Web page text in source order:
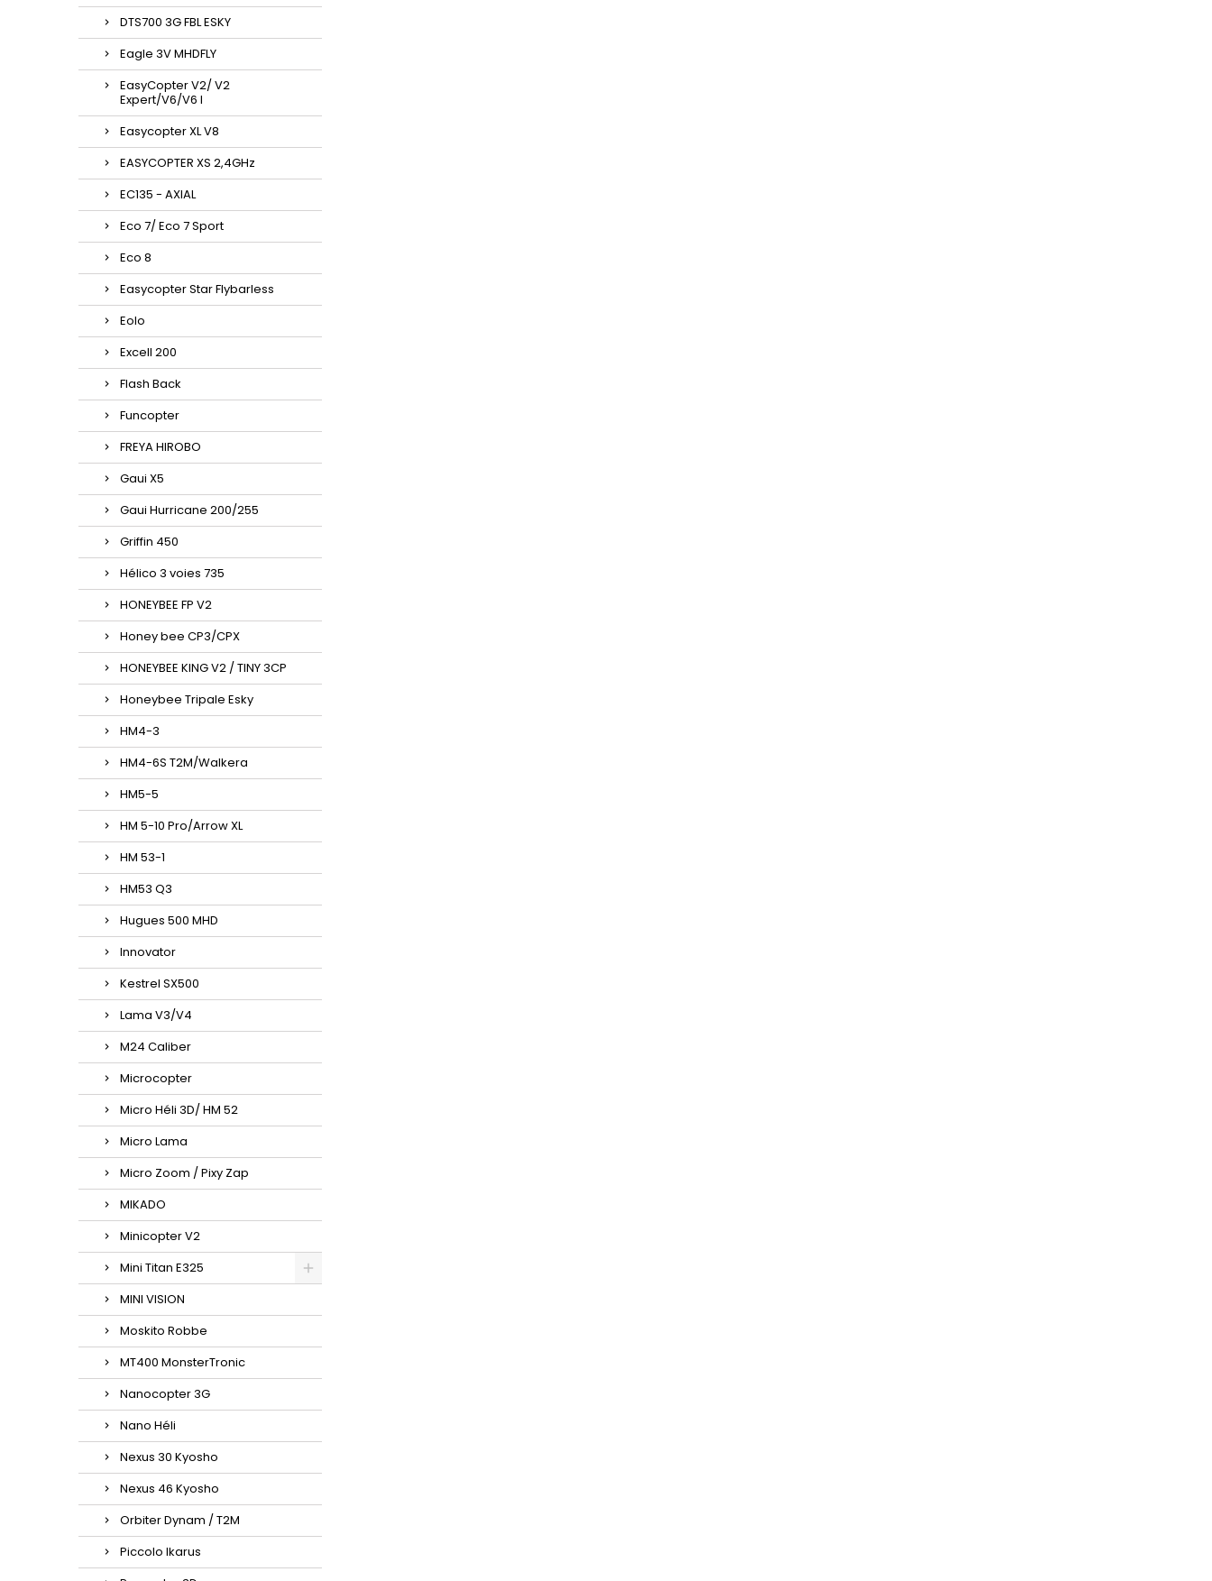
DTS700 3G FBL ESKY
Eagle 3V MHDFLY
EasyCopter V2/ V2
Expert/V6/V6 l
Easycopter XL V8
EASYCOPTER XS 2,4GHz
EC135 - AXIAL
Eco 7/ Eco 7 Sport
Eco 8
Easycopter Star Flybarless
Eolo
Excell 200
Flash Back
Funcopter
FREYA HIROBO
Gaui X5
Gaui Hurricane 200/255
Griffin 450
Hélico 3 voies 735
HONEYBEE FP V2
Honey bee CP3/CPX
HONEYBEE KING V2 / TINY 3CP
Honeybee Tripale Esky
HM4-3
HM4-6S T2M/Walkera
HM5-5
HM 5-10 Pro/Arrow XL
HM 53-1
HM53 Q3
Hugues 500 MHD
Innovator
Kestrel SX500
Lama V3/V4
M24 Caliber
Microcopter
Micro Héli 3D/ HM 52
Micro Lama
Micro Zoom / Pixy Zap
MIKADO
Minicopter V2
Mini Titan E325
MINI VISION
Moskito Robbe
MT400 MonsterTronic
Nanocopter 3G
Nano Héli
Nexus 30 Kyosho
Nexus 46 Kyosho
Orbiter Dynam / T2M
Piccolo Ikarus